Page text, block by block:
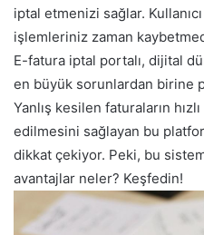
iptal etmenizi sağlar.
işlemleriniz zaman
E-fatura iptal portalı, dijital
en büyük sorunlardan birine
Yanlış kesilen faturaların
edilmesini sağlayan bu
dikkat çekiyor. Peki, bu
avantajlar neler? Keşfedin!